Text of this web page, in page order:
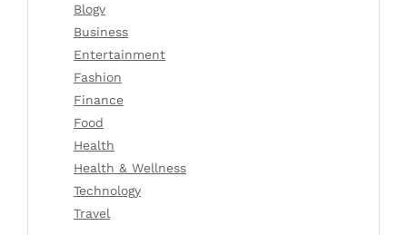
Blogv
Business
Entertainment
Fashion
Finance
Food
Health
Health & Wellness
Technology
Travel